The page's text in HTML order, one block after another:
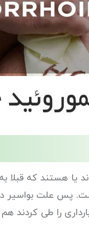
یا هستند که قبلا
پس علت بواسیر
را طی کردند